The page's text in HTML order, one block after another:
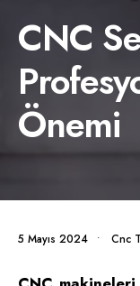
CNC
Önemi
5 Mayıs 2024 • Cnc